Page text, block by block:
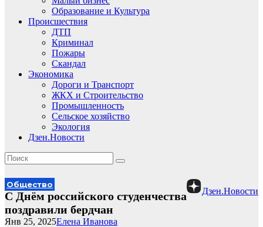
Образование и Культура
Происшествия
ДТП
Криминал
Пожары
Скандал
Экономика
Дороги и Транспорт
ЖКХ и Строительство
Промышленность
Сельское хозяйство
Экология
Дзен.Новости
Дзен.Новости
Общество
С Днём российского студенчества
поздравили бердчан
Елена Иванова
Янв 25, 2025